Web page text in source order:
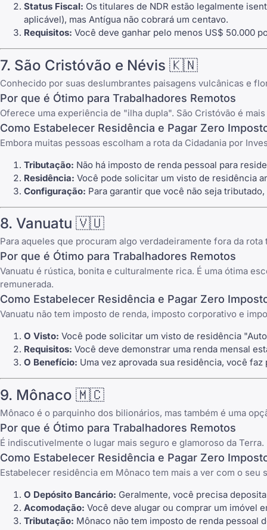
Status Fiscal: Os titulares de NDR estão legalmente
aplicável), mas Antígua não cobrará um centavo.
Requisitos: Você deve ganhar pelo menos US$ 50.000
7. São Cristóvão e Névis 🇰🇳
Conhecido por suas deslumbrantes paisagens vulcânicas e
Por que é Ótimo para Trabalhadores Remotos
Oferece uma experiência de "ilha dupla". São Cristóvão é
Como Estabelecer Residência e Pagar Zero
Embora muitas pessoas escolham a rota da Cidadania por
Tributação: Não há imposto de renda pessoal para
Residência: Você pode solicitar um visto de residência
Configuração: Para garantir que você não seja
8. Vanuatu 🇻🇺
Para aqueles que procuram algo verdadeiramente fora da
Por que é Ótimo para Trabalhadores Remotos
Vanuatu é rústica, bonita e culturalmente rica. É uma ótima
remunerada.
Como Estabelecer Residência e Pagar Zero
Vanuatu não tem imposto de renda, imposto corporativo e
O Visto: Você pode solicitar um visto de residência
Requisitos: Você deve demonstrar uma renda mensal
O Benefício: Uma vez aprovada sua residência, você
9. Mônaco 🇲🇨
Mônaco é o parquinho dos bilionários, mas também é uma
Por que é Ótimo para Trabalhadores Remotos
É indiscutivelmente o lugar mais seguro e glamoroso da
Como Estabelecer Residência e Pagar Zero
Estabelecer residência em Mônaco tem mais a ver com o seu
O Depósito Bancário: Geralmente, você precisa
Acomodação: Você deve alugar ou comprar um imóvel
Tributação: Mônaco não tem imposto de renda pessoal